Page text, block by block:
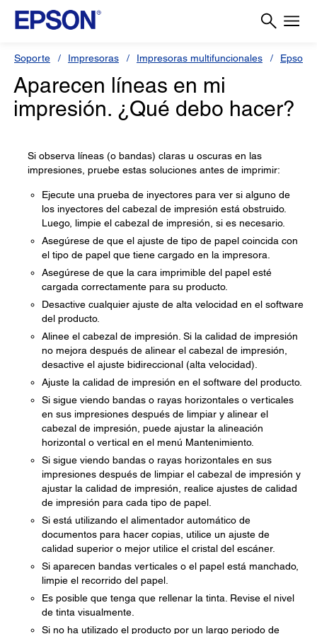
Soporte Impresoras Impresoras multifuncionales Epson
Aparecen líneas en mi
impresión. ¿Qué debo hacer?
Si observa líneas (o bandas) claras u oscuras en las
impresiones, pruebe estas soluciones antes de imprimir:
Ejecute una prueba de inyectores para ver si alguno de
los inyectores del cabezal de impresión está obstruido.
Luego, limpie el cabezal de impresión, si es necesario.
Asegúrese de que el ajuste de tipo de papel coincida con
el tipo de papel que tiene cargado en la impresora.
Asegúrese de que la cara imprimible del papel esté
cargada correctamente para su producto.
Desactive cualquier ajuste de alta velocidad en el software
del producto.
Alinee el cabezal de impresión. Si la calidad de impresión
no mejora después de alinear el cabezal de impresión,
desactive el ajuste bidireccional (alta velocidad).
Ajuste la calidad de impresión en el software del producto.
Si sigue viendo bandas o rayas horizontales o verticales
en sus impresiones después de limpiar y alinear el
cabezal de impresión, puede ajustar la alineación
horizontal o vertical en el menú Mantenimiento.
Si sigue viendo bandas o rayas horizontales en sus
impresiones después de limpiar el cabezal de impresión y
ajustar la calidad de impresión, realice ajustes de calidad
de impresión para cada tipo de papel.
Si está utilizando el alimentador automático de
documentos para hacer copias, utilice un ajuste de
calidad superior o mejor utilice el cristal del escáner.
Si aparecen bandas verticales o el papel está manchado,
limpie el recorrido del papel.
Es posible que tenga que rellenar la tinta. Revise el nivel
de tinta visualmente.
Si no ha utilizado el producto por un largo periodo de